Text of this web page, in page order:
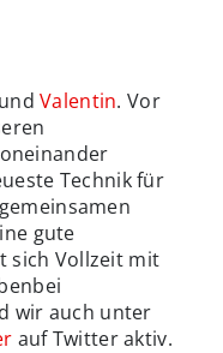
undValentin. Vor
Technik für
gute
sich Vollzeit mit
wir auch unter
auf Twitter aktiv.